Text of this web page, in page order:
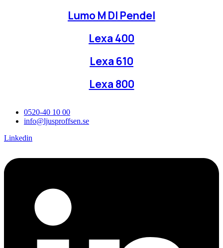
Lumo M DI Pendel
Lexa 400
Lexa 610
Lexa 800
0520-40 10 00
info@ljusproffsen.se
Linkedin